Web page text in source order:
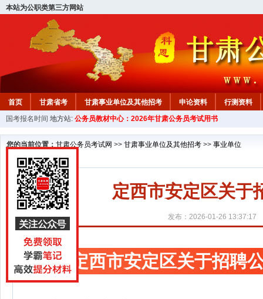
本站为公职类第三方网站
首页 甘肃省考 甘肃事业单位及其他招考 申论资料
行测资料
国考报名时间 地方站: 公务员教材中心：2026年甘肃公务员考试用书
您的当前位置： 甘肃公务员考试网 >> 甘肃事业单位及其他招考 >> 事业单位
定西市安定区关于
发布：2026-01-26 13:37:17
定西市安定区关于招聘